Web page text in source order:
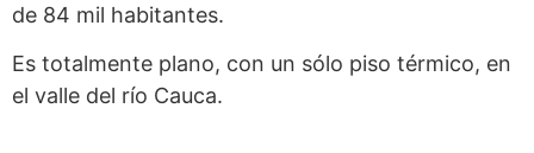
de 84 mil habitantes.
Es totalmente plano, con un sólo piso térmico, en
el valle del río Cauca.